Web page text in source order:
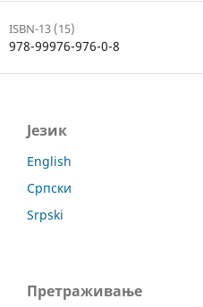
ISBN-13 (15)
978-99976-976-0-8
Језик
English
Српски
Srpski
Претраживање